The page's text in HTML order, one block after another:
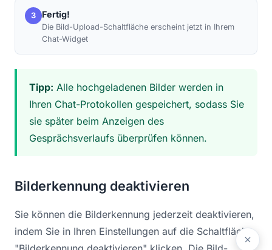
3 Fertig!
Die Bild-Upload-Schaltfläche erscheint jetzt in Ihrem
Chat-Widget
Tipp: Alle hochgeladenen Bilder werden in
Ihren Chat-Protokollen gespeichert, sodass Sie
sie später beim Anzeigen des
Gesprächsverlaufs überprüfen können.
Bilderkennung deaktivieren
Sie können die Bilderkennung jederzeit deaktivieren,
indem Sie in Ihren Einstellungen auf die Schaltfläche